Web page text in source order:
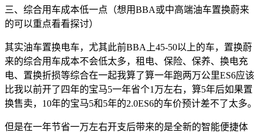
三、综合用车成本低一点（想用BBA或中高端油车置换蔚来
的可以重点看看探讨）
其实油车置换电车，尤其此前BBA上45-50以上的车，置换蔚
来的综合用车成本不会低太多，租电、保险、保养、换电充
电、置换折损等综合在一起我算了算一年跑两万公里ES6应该
比我以前开了四年的宝马5一年省个1万左右，算5年后如果置
换售卖，10年的宝马5和5年的2.0ES6的车价预计差不了太多。
但是在一年节省一万左右开支后带来的是全新的智能便捷体